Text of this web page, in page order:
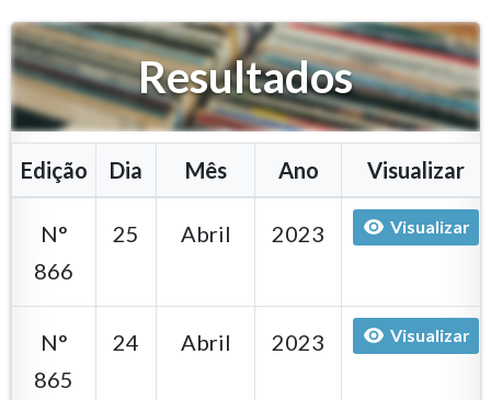
Resultados
Edição Dia Mês Ano Visualizar
N°
866
25 Abril 2023 Visualizar
N°
865
24 Abril 2023 Visualizar